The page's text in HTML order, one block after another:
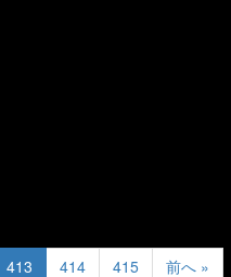
413 414 415
前へ »